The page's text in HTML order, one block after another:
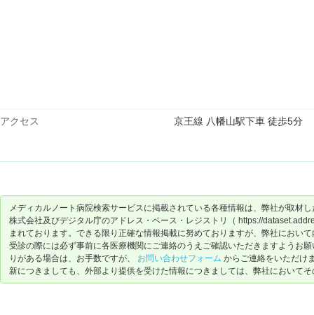
アクセス 京王線 八幡山駅下車 徒歩5分
メディカルノート病院検索サービスに掲載されている各種情報は、弊社が取材
株式会社及びデジタル庁のアドレス・ベース・レジストリ（ https://
まれております。できる限り正確な情報掲載に努めておりますが、弊社におい
受診の際には必ず事前に各医療機関にご連絡のうえご確認いただきますようお
りがある場合は、お手数ですが、 お問い合わせフォーム からご連絡をいただけ
新につきましても、外部より提供を受けた情報につきましては、弊社において